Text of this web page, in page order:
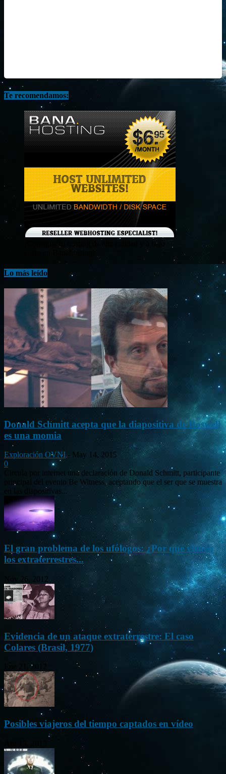
Te recomendamos:
¡Consigue tu hosting de alta calidad y a bajo
Lo más leído
Donald Schmitt acepta que la diapositiva de Roswell
es una momia
Exploración OVNI - May 14, 2015
0
Circula por internet una declaración de Donald Schmitt, participante
principal del evento Be Witness, aceptando que el ser que se muestra
en las diapositivas...
El gran problema de los ufólogos: ¿Por qué vienen
los extraterrestres...
Nov 26, 2012
Evidencia de un ataque extraterrestre: El caso
Colares (Brasil, 1977)
Ene 21, 2012
Posibles viajeros del tiempo captados en vídeo